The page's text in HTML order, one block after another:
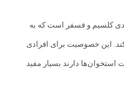
آنتی‌اکسیدان است که در
زودرس مؤثر است.
کلسیم و فسفر است که به
این خصوصیت برای افرادی
استخوان‌ها دارند بسیار مفید